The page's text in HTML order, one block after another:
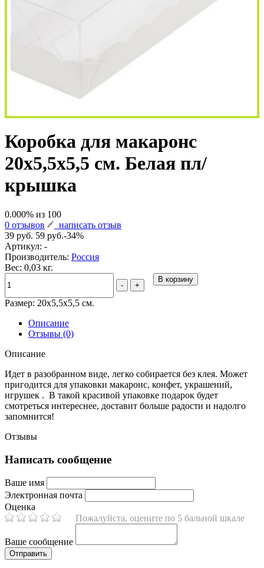
Коробка для макаронс
20х5,5х5,5 см. Белая пл/
крышка
0.000% из 100
0 отзывов
написать отзыв
39 руб. 59 руб.-34%
Артикул: -
Производитель: Россия
Вес: 0,03 кг.
- +
В корзину
Размер: 20х5,5х5,5 см.
Описание
Отзывы (0)
Описание
Идет в разобранном виде, легко собирается без клея. Может
пригодится для упаковки макаронс, конфет, украшений,
игрушек . В такой красивой упаковке подарок будет
смотреться интереснее, доставит больше радости и надолго
запомнится!
Отзывы
Написать сообщение
Ваше имя
Электронная почта
Оценка
Пожалуйста, оцените по 5 бальной шкале
Ваше сообщение